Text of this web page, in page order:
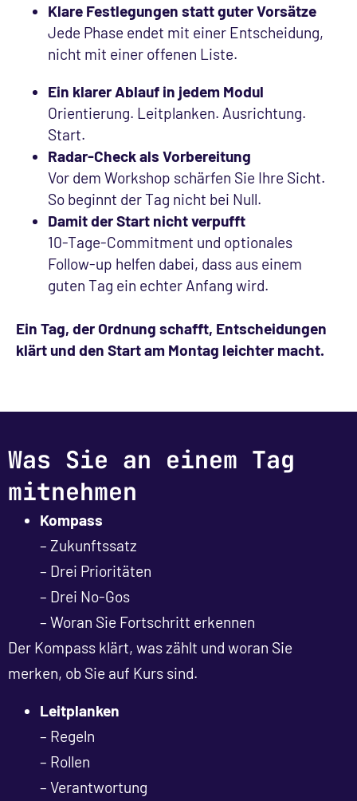
Klare Festlegungen statt guter Vorsätze
Jede Phase endet mit einer Entscheidung,
nicht mit einer offenen Liste.
Ein klarer Ablauf in jedem Modul
Orientierung. Leitplanken. Ausrichtung.
Start.
Radar-Check als Vorbereitung
Vor dem Workshop schärfen Sie Ihre Sicht.
So beginnt der Tag nicht bei Null.
Damit der Start nicht verpufft
10-Tage-Commitment und optionales
Follow-up helfen dabei, dass aus einem
guten Tag ein echter Anfang wird.
Ein Tag, der Ordnung schafft, Entscheidungen
klärt und den Start am Montag leichter macht.
Was Sie an einem Tag
mitnehmen
Kompass
– Zukunftssatz
– Drei Prioritäten
– Drei No-Gos
– Woran Sie Fortschritt erkennen
Der Kompass klärt, was zählt und woran Sie
merken, ob Sie auf Kurs sind.
Leitplanken
– Regeln
– Rollen
– Verantwortung